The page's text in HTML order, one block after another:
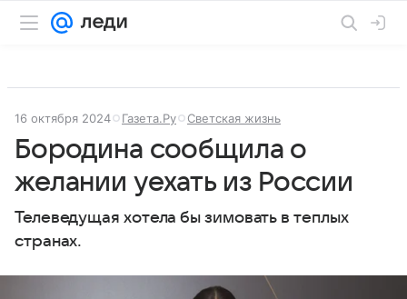
16 октября 2024 Газета.Ру Светская жизнь
Бородина сообщила о
желании уехать из России
Телеведущая хотела бы зимовать в теплых
странах.